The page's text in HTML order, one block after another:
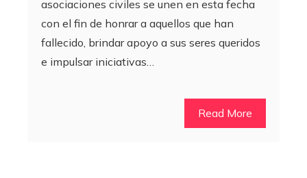
asociaciones civiles se unen en esta fecha
con el fin de honrar a aquellos que han
fallecido, brindar apoyo a sus seres queridos
e impulsar iniciativas…
Read More